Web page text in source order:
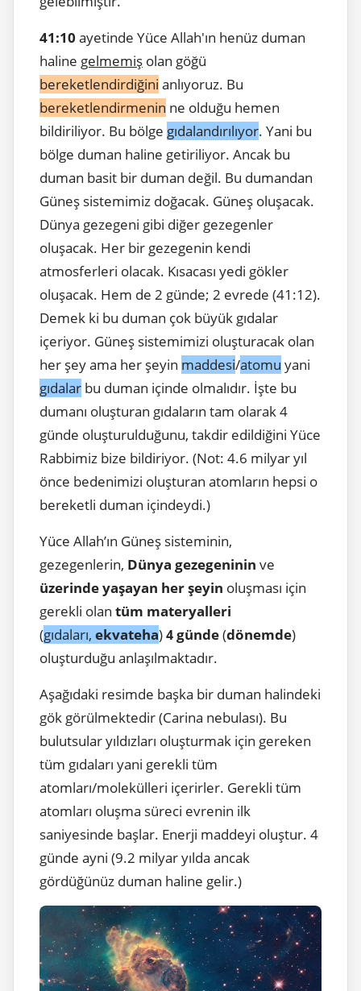
41:10 ayetinde Yüce Allah'ın henüz duman
haline gelmemiş olan göğü
bereketlendirdiğini anlıyoruz. Bu
bereketlendirmenin ne olduğu hemen
bildiriliyor. Bu bölge gıdalandırılıyor. Yani bu
bölge duman haline getiriliyor. Ancak bu
duman basit bir duman değil. Bu dumandan
Güneş sistemimiz doğacak. Güneş oluşacak.
Dünya gezegeni gibi diğer gezegenler
oluşacak. Her bir gezegenin kendi
atmosferleri olacak. Kısacası yedi gökler
oluşacak. Hem de 2 günde; 2 evrede (41:12).
Demek ki bu duman çok büyük gıdalar
içeriyor. Güneş sistemimizi oluşturacak olan
her şey ama her şeyin maddesi/atomu yani
gıdalar bu duman içinde olmalıdır. İşte bu
dumanı oluşturan gıdaların tam olarak 4
günde oluşturulduğunu, takdir edildiğini Yüce
Rabbimiz bize bildiriyor. (Not: 4.6 milyar yıl
önce bedenimizi oluşturan atomların hepsi o
bereketli duman içindeydi.)
Yüce Allah’ın Güneş sisteminin,
gezegenlerin, Dünya gezegeninin ve
üzerinde yaşayan her şeyin oluşması için
gerekli olan tüm materyalleri
(gıdaları, ekvateha)4günde(dönemde)
oluşturduğu anlaşılmaktadır.
Aşağıdaki resimde başka bir duman halindeki
gök görülmektedir (Carina nebulası). Bu
bulutsular yıldızları oluşturmak için gereken
tüm gıdaları yani gerekli tüm
atomları/molekülleri içerirler. Gerekli tüm
atomları oluşma süreci evrenin ilk
saniyesinde başlar. Enerji maddeyi oluştur. 4
günde ayni (9.2 milyar yılda ancak
gördüğünüz duman haline gelir.)